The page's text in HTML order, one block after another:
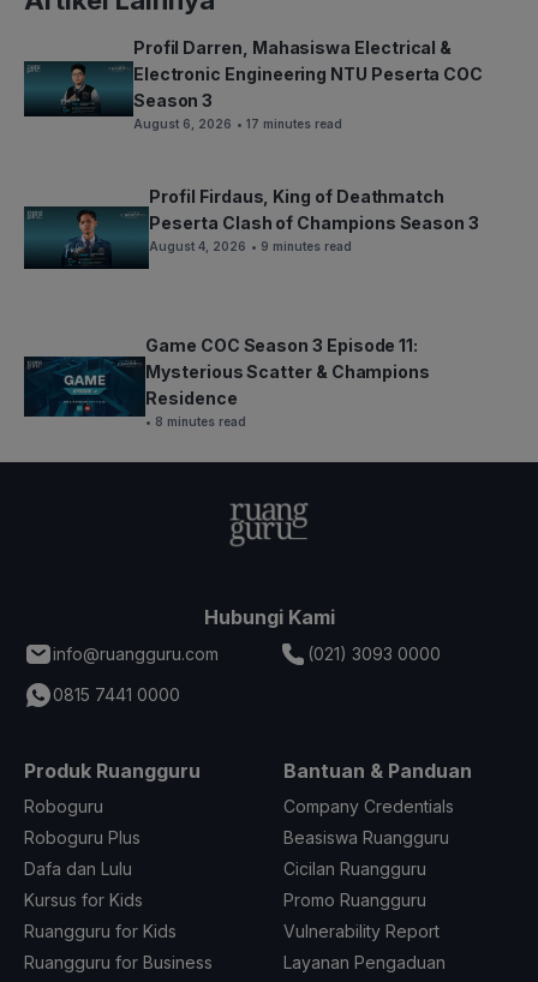
Profil Darren, Mahasiswa Electrical &
Electronic Engineering NTU Peserta COC
Season 3
August 6, 2026 • 17 minutes read
Profil Firdaus, King of Deathmatch
Peserta Clash of Champions Season 3
August 4, 2026 • 9 minutes read
Game COC Season 3 Episode 11:
Mysterious Scatter & Champions
Residence
• 8 minutes read
Hubungi Kami
info@ruangguru.com
(021) 3093 0000
0815 7441 0000
Produk Ruangguru
Roboguru
Roboguru Plus
Dafa dan Lulu
Kursus for Kids
Ruangguru for Kids
Ruangguru for Business
Bantuan & Panduan
Company Credentials
Beasiswa Ruangguru
Cicilan Ruangguru
Promo Ruangguru
Vulnerability Report
Layanan Pengaduan